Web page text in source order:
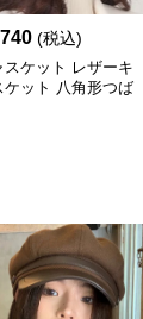
(税込)
スケット レザーキ
ケット 八角形つば